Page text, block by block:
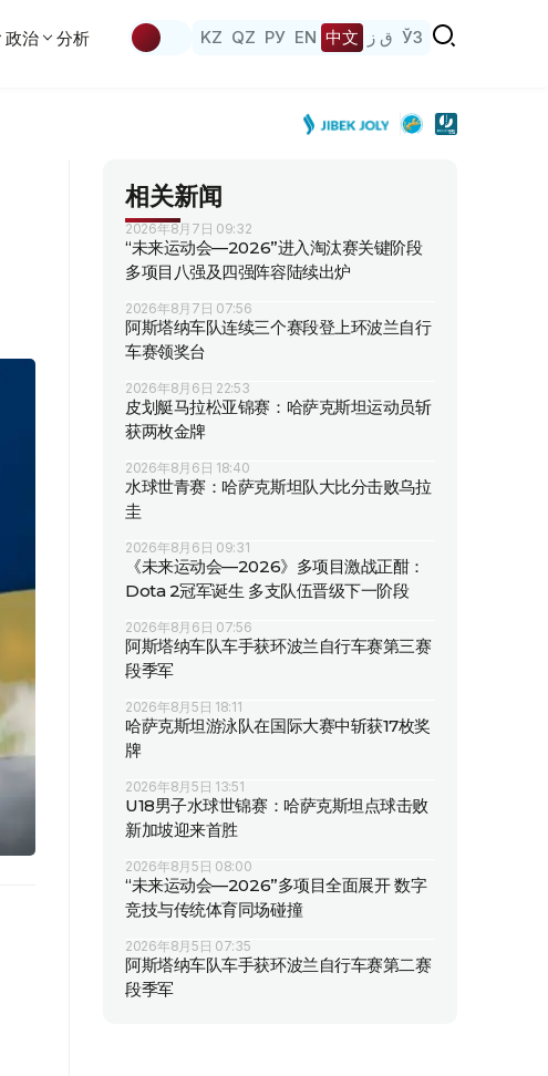
政治 分析 KZ QZ РУ EN 中文 ق ز ЎЗ
相关新闻
2026年8月7日 09:32
“未来运动会—2026”进入淘汰赛关键阶段
多项目八强及四强阵容陆续出炉
2026年8月7日 07:56
阿斯塔纳车队连续三个赛段登上环波兰自行
车赛领奖台
2026年8月6日 22:53
皮划艇马拉松亚锦赛：哈萨克斯坦运动员斩
获两枚金牌
2026年8月6日 18:40
水球世青赛：哈萨克斯坦队大比分击败乌拉
圭
2026年8月6日 09:31
《未来运动会—2026》多项目激战正酣：
Dota 2冠军诞生 多支队伍晋级下一阶段
2026年8月6日 07:56
阿斯塔纳车队车手获环波兰自行车赛第三赛
段季军
2026年8月5日 18:11
哈萨克斯坦游泳队在国际大赛中斩获17枚奖
牌
2026年8月5日 13:51
U18男子水球世锦赛：哈萨克斯坦点球击败
新加坡迎来首胜
2026年8月5日 08:00
“未来运动会—2026”多项目全面展开 数字
竞技与传统体育同场碰撞
2026年8月5日 07:35
阿斯塔纳车队车手获环波兰自行车赛第二赛
段季军